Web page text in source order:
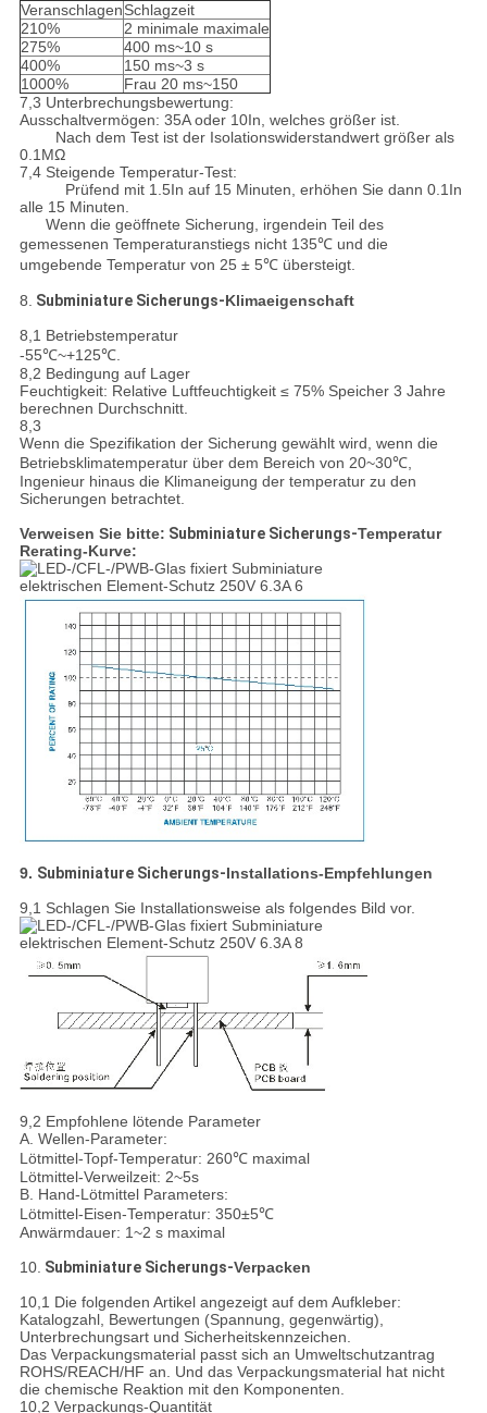
VeranschlagenSchlagzeit
210%
2 minimale maximale
275%
400 ms~10 s
400%
150 ms~3 s
1000%
Frau 20 ms~150
7,3 Unterbrechungsbewertung:
Ausschaltvermögen: 35A oder 10In, welches größer ist.
Nach dem Test ist der Isolationswiderstandwert größer als
0.1ΜΩ
7,4 Steigende Temperatur-Test:
Prüfend mit 1.5In auf 15 Minuten, erhöhen Sie dann 0.1In
alle 15 Minuten.
Wenn die geöffnete Sicherung, irgendein Teil des
gemessenen Temperaturanstiegs nicht 135℃ und die
umgebende Temperatur von 25 ± 5℃ übersteigt.
8. Subminiature Sicherungs-Klimaeigenschaft
8,1 Betriebstemperatur
-55℃~+125℃.
8,2 Bedingung auf Lager
Feuchtigkeit: Relative Luftfeuchtigkeit ≤ 75% Speicher 3 Jahre
berechnen Durchschnitt.
8,3
Wenn die Spezifikation der Sicherung gewählt wird, wenn die
Betriebsklimatemperatur über dem Bereich von 20~30℃,
Ingenieur hinaus die Klimaneigung der temperatur zu den
Sicherungen betrachtet.
Verweisen Sie bitte: Subminiature Sicherungs-Temperatur
Rerating-Kurve:
9. Subminiature Sicherungs-Installations-Empfehlungen
9,1 Schlagen Sie Installationsweise als folgendes Bild vor.
9,2 Empfohlene lötende Parameter
A. Wellen-Parameter:
Lötmittel-Topf-Temperatur: 260℃ maximal
Lötmittel-Verweilzeit: 2~5s
B. Hand-Lötmittel Parameters:
Lötmittel-Eisen-Temperatur: 350±5℃
Anwärmdauer: 1~2 s maximal
10. Subminiature Sicherungs-Verpacken
10,1 Die folgenden Artikel angezeigt auf dem Aufkleber:
Katalogzahl, Bewertungen (Spannung, gegenwärtig),
Unterbrechungsart und Sicherheitskennzeichen.
Das Verpackungsmaterial passt sich an Umweltschutzantrag
ROHS/REACH/HF an. Und das Verpackungsmaterial hat nicht
die chemische Reaktion mit den Komponenten.
10,2 Verpackungs-Quantität